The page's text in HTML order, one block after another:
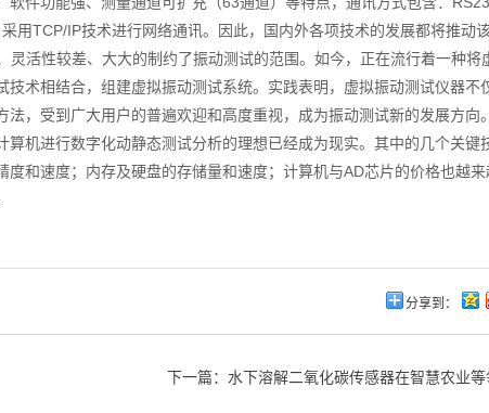
用TCP/IP技术进行网络通讯。因此，国内外各项技术的发展都将推动该
活性较差、大大的制约了振动测试的范围。如今，正在流行着一种将
术相结合，组建虚拟振动测试系统。实践表明，虚拟振动测试仪器不
，受到广大用户的普遍欢迎和高度重视，成为振动测试新的发展方向。
机进行数字化动静态测试分析的理想已经成为现实。其中的几个关键
和速度；内存及硬盘的存储量和速度；计算机与AD芯片的价格也越
分享到：
下一篇： 水下溶解二氧化碳传感器在智慧农业